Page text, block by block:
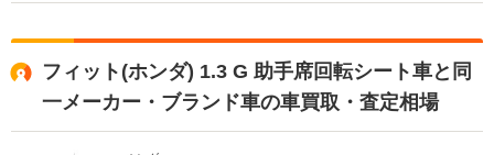
フィット(ホンダ) 1.3 G 助手席回転シート車と同
一メーカー・ブランド車の車買取・査定相場